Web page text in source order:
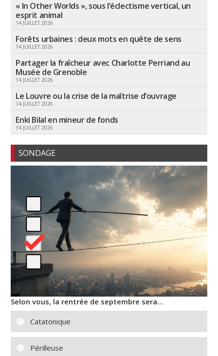
« In Other Worlds », sous l’éclectisme vertical, un
esprit animal
14 JUILLET 2026
Forêts urbaines : deux mots en quête de sens
14 JUILLET 2026
Partager la fraîcheur avec Charlotte Perriand au
Musée de Grenoble
14 JUILLET 2026
Le Louvre ou la crise de la maîtrise d’ouvrage
14 JUILLET 2026
Enki Bilal en mineur de fonds
14 JUILLET 2026
SONDAGE
Selon vous, la rentrée de septembre sera…
Catatonique
Périlleuse